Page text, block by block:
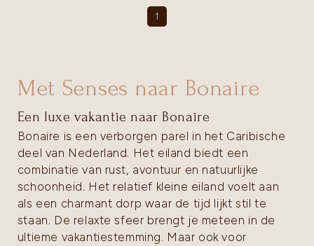
1
Met Senses naar Bonaire
Een luxe vakantie naar Bonaire
Bonaire is een verborgen parel in het Caribische
deel van Nederland. Het eiland biedt een
combinatie van rust, avontuur en natuurlijke
schoonheid. Het relatief kleine eiland voelt aan
als een charmant dorp waar de tijd lijkt stil te
staan. De relaxte sfeer brengt je meteen in de
ultieme vakantiestemming. Maar ook voor